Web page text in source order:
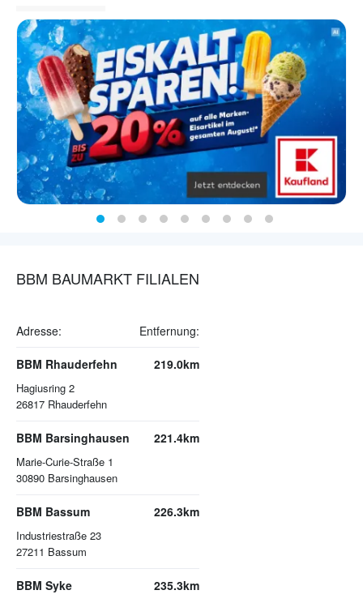
BBM BAUMARKT FILIALEN
Adresse: Entfernung:
BBM Rhauderfehn
Hagiusring 2
26817 Rhauderfehn
219.0km
BBM Barsinghausen
Marie-Curie-Straße 1
30890 Barsinghausen
221.4km
BBM Bassum
Industriestraße 23
27211 Bassum
226.3km
BBM Syke 235.3km